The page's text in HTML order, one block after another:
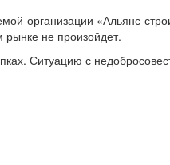
организации «Альянс
рынке не произойдет.
Ситуацию с